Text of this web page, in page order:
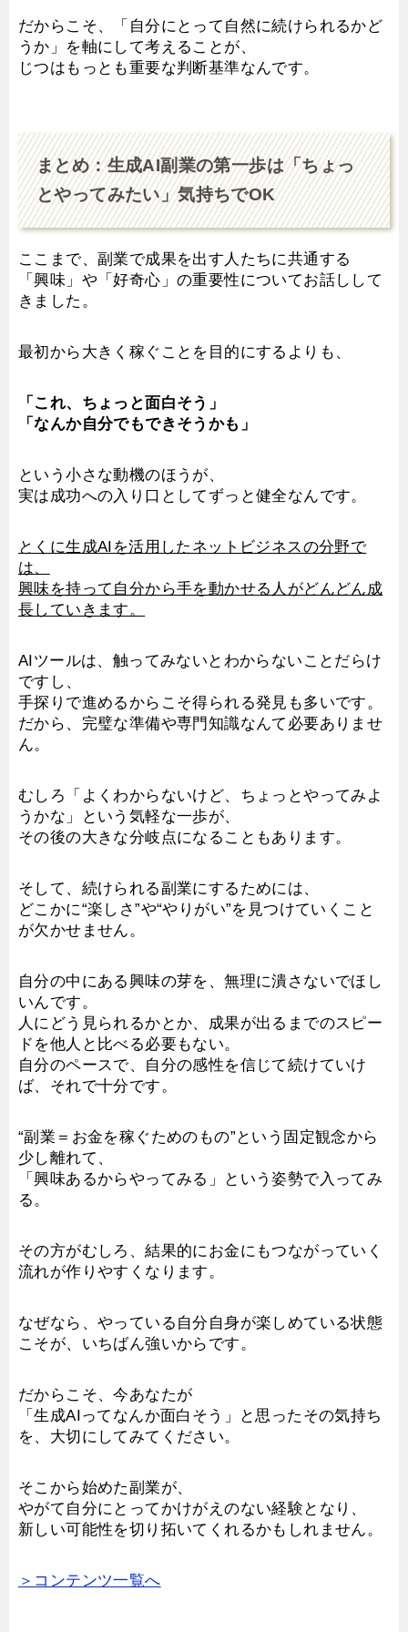
だからこそ、「自分にとって自然に続けられるかど
うか」を軸にして考えることが、
じつはもっとも重要な判断基準なんです。
まとめ：生成AI副業の第一歩は「ちょっ
とやってみたい」気持ちでOK
ここまで、副業で成果を出す人たちに共通する
「興味」や「好奇心」の重要性についてお話しして
きました。
最初から大きく稼ぐことを目的にするよりも、
「これ、ちょっと面白そう」
「なんか自分でもできそうかも」
という小さな動機のほうが、
実は成功への入り口としてずっと健全なんです。
とくに生成AIを活用したネットビジネスの分野で
は、
興味を持って自分から手を動かせる人がどんどん成
長していきます。
AIツールは、触ってみないとわからないことだらけ
ですし、
手探りで進めるからこそ得られる発見も多いです。
だから、完璧な準備や専門知識なんて必要ありませ
ん。
むしろ「よくわからないけど、ちょっとやってみよ
うかな」という気軽な一歩が、
その後の大きな分岐点になることもあります。
そして、続けられる副業にするためには、
どこかに“楽しさ”や“やりがい”を見つけていくこと
が欠かせません。
自分の中にある興味の芽を、無理に潰さないでほし
いんです。
人にどう見られるかとか、成果が出るまでのスピー
ドを他人と比べる必要もない。
自分のペースで、自分の感性を信じて続けていけ
ば、それで十分です。
“副業＝お金を稼ぐためのもの”という固定観念から
少し離れて、
「興味あるからやってみる」という姿勢で入ってみ
る。
その方がむしろ、結果的にお金にもつながっていく
流れが作りやすくなります。
なぜなら、やっている自分自身が楽しめている状態
こそが、いちばん強いからです。
だからこそ、今あなたが
「生成AIってなんか面白そう」と思ったその気持ち
を、大切にしてみてください。
そこから始めた副業が、
やがて自分にとってかけがえのない経験となり、
新しい可能性を切り拓いてくれるかもしれません。
＞コンテンツ一覧へ